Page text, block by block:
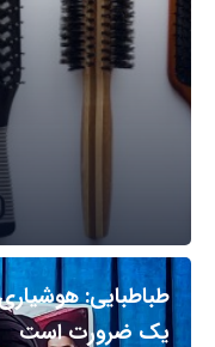
طباطبایی:
یک ضرورت است